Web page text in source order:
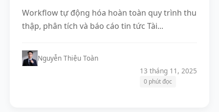
Workflow tự động hóa hoàn toàn quy trình thu
thập, phân tích và báo cáo tin tức Tài...
Nguyễn Thiệu Toàn
13 tháng 11, 2025
0 phút đọc